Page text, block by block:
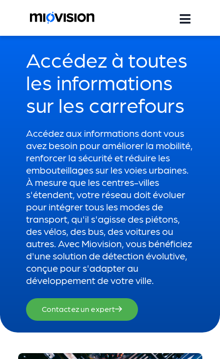
Accédez à toutes
les informations
sur les carrefours
Accédez aux informations dont vous
avez besoin pour améliorer la mobilité,
renforcer la sécurité et réduire les
embouteillages sur les voies urbaines.
À mesure que les centres-villes
s'étendent, votre réseau doit évoluer
pour intégrer tous les modes de
transport, qu'il s'agisse des piétons,
des vélos, des bus, des voitures ou
autres. Avec Miovision, vous bénéficiez
d'une solution de détection évolutive,
conçue pour s'adapter au
développement de votre ville.
Contactez un expert